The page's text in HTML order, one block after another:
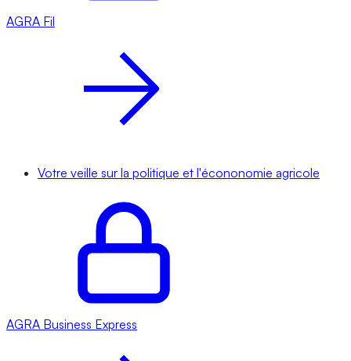
AGRA Fil
Votre veille sur la politique et l'écononomie agricole
AGRA Business Express